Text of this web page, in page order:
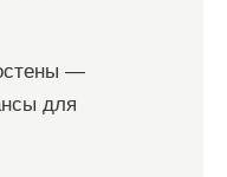
—
для